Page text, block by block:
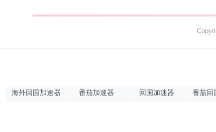
海外回国加速器 番茄加速器 回国加速器 番茄回